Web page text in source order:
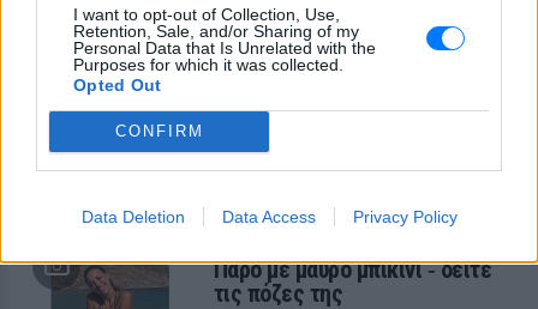
I want to opt-out of Collection, Use,
Retention, Sale, and/or Sharing of my
Personal Data that Is Unrelated with the
Purposes for which it was collected.
Opted Out
CONFIRM
Data Deletion Data Access Privacy Policy
Βάλια Χατζηθεοδώρου: Μπικίνι
και βραδινές έξοδοι στη
ΣΉΜΕΡΑ
Η παρουσιάστρια μοιράστηκε στο
Πάρο με μαύρο μπικίνι ‑ δείτε
τις πόζες της